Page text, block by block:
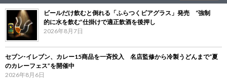
ビールだけ飲むと倒れる「ふらつくビアグラス」発売 “強制
的に水を飲む”仕掛けで適正飲酒を後押し
2026年8月7日
セブン‐イレブン、カレー15商品を一斉投入 名店監修から冷製うどんまで“夏
のカレーフェス”を開催中
2026年8月6日